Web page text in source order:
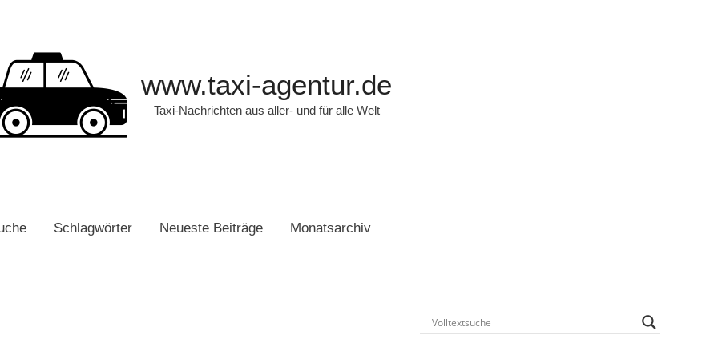
www.taxi-agentur.de
Taxi-Nachrichten aus aller- und für alle Welt
Schlagwörter Neueste Beiträge Monatsarchiv